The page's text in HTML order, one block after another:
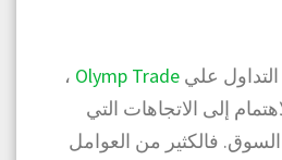
علي Olymp Trade ،
إلى الاتجاهات التي
فالكثير من العوامل